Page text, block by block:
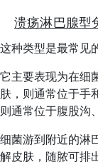
溃疡淋巴腺型
这种类型是最常见的
它主要表现为在细
肤，则通常位于手
则通常位于腹股沟
细菌游到附近的淋
解皮肤，随脓可排